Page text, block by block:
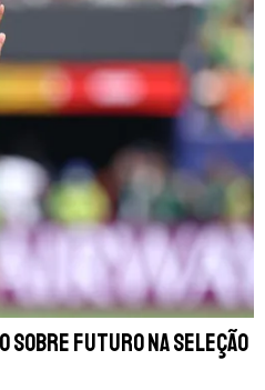
sobre futuro na Seleção